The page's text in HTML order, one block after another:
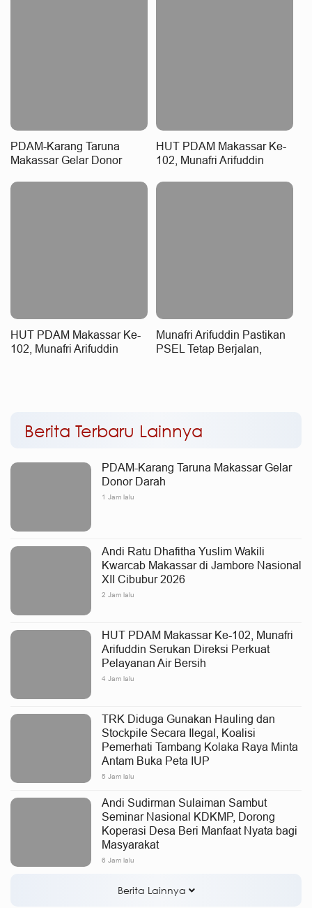
PDAM-Karang Taruna
Makassar Gelar Donor
HUT PDAM Makassar Ke-
102, Munafri Arifuddin
Pelayanan Air Bersih
HUT PDAM Makassar Ke-
102, Munafri Arifuddin
Munafri Arifuddin Pastikan
PSEL Tetap Berjalan,
Berita Terbaru Lainnya
PDAM-Karang Taruna Makassar Gelar
Donor Darah
1 Jam lalu
Andi Ratu Dhafitha Yuslim Wakili
Kwarcab Makassar di Jambore Nasional
XII Cibubur 2026
2 Jam lalu
HUT PDAM Makassar Ke-102, Munafri
Arifuddin Serukan Direksi Perkuat
Pelayanan Air Bersih
4 Jam lalu
TRK Diduga Gunakan Hauling dan
Stockpile Secara Ilegal, Koalisi
Pemerhati Tambang Kolaka Raya Minta
Antam Buka Peta IUP
5 Jam lalu
Andi Sudirman Sulaiman Sambut
Seminar Nasional KDKMP, Dorong
Koperasi Desa Beri Manfaat Nyata bagi
Masyarakat
6 Jam lalu
Berita Lainnya